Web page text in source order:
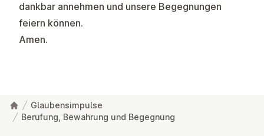
dankbar annehmen und unsere Begegnungen
feiern können.
Amen.
Glaubensimpulse
Berufung, Bewahrung und Begegnung